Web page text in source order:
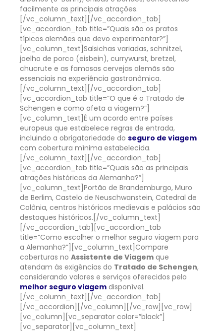
facilmente as principais atrações.
[/vc_column_text][/vc_accordion_tab]
[vc_accordion_tab title=”Quais são os pratos
típicos alemães que devo experimentar?”]
[vc_column_text]Salsichas variadas, schnitzel,
joelho de porco (eisbein), currywurst, bretzel,
chucrute e as famosas cervejas alemãs são
essenciais na experiência gastronômica.
[/vc_column_text][/vc_accordion_tab]
[vc_accordion_tab title=”O que é o Tratado de
Schengen e como afeta a viagem?”]
[vc_column_text]É um acordo entre países
europeus que estabelece regras de entrada,
incluindo a obrigatoriedade do seguro de viagem
com cobertura mínima estabelecida.
[/vc_column_text][/vc_accordion_tab]
[vc_accordion_tab title=”Quais são as principais
atrações históricas da Alemanha?”]
[vc_column_text]Portão de Brandemburgo, Muro
de Berlim, Castelo de Neuschwanstein, Catedral de
Colônia, centros históricos medievais e palácios são
destaques históricos. [/vc_column_text]
[/vc_accordion_tab][vc_accordion_tab
title=”Como escolher o melhor seguro viagem para
a Alemanha?”][vc_column_text]Compare
coberturas no Assistente de Viagem que
atendam às exigências do Tratado de Schengen,
considerando valores e serviços oferecidos pelo
melhor seguro viagem disponível.
[/vc_column_text][/vc_accordion_tab]
[/vc_accordion][/vc_column][/vc_row][vc_row]
[vc_column][vc_separator color=”black”]
[vc_separator][vc_column_text]